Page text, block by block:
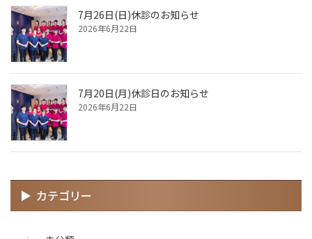
7月26日(日)休診のお知らせ
2026年6月22日
7月20日(月)休診日のお知らせ
2026年6月22日
カテゴリー